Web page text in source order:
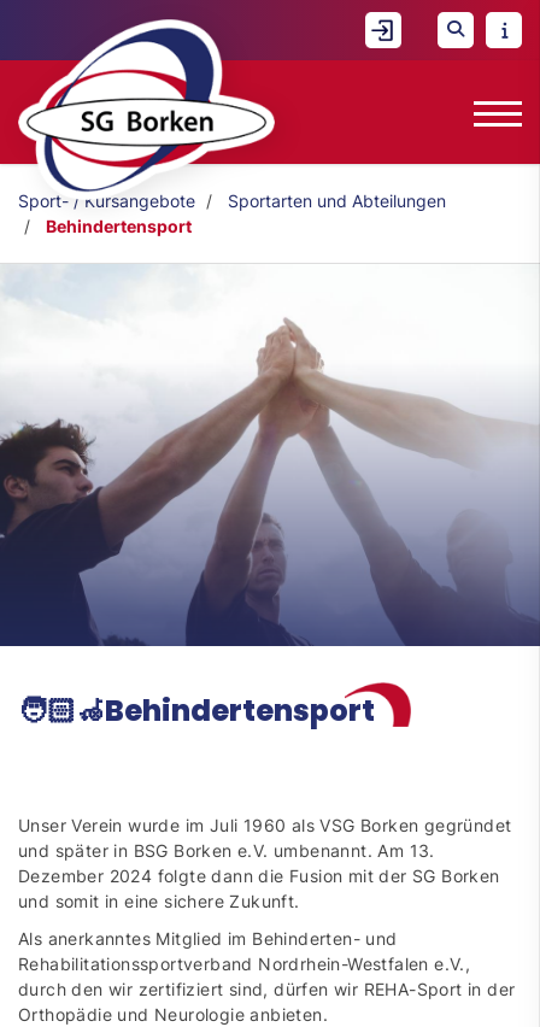
Sport- / Kursangebote
Sportarten und Abteilungen
Behindertensport
🧑🏻‍🦽Behindertensport
Unser Verein wurde im Juli 1960 als VSG Borken gegründet
und später in BSG Borken e.V. umbenannt. Am 13.
Dezember 2024 folgte dann die Fusion mit der SG Borken
und somit in eine sichere Zukunft.
Als anerkanntes Mitglied im Behinderten- und
Rehabilitationssportverband Nordrhein-Westfalen e.V.,
durch den wir zertifiziert sind, dürfen wir REHA-Sport in der
Orthopädie und Neurologie anbieten.